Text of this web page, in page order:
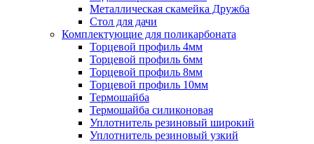
Металлическая скамейка Дружба
Стол для дачи
Комплектующие для поликарбоната
Торцевой профиль 4мм
Торцевой профиль 6мм
Торцевой профиль 8мм
Торцевой профиль 10мм
Термошайба
Термошайба силиконовая
Уплотнитель резиновый широкий
Уплотнитель резиновый узкий